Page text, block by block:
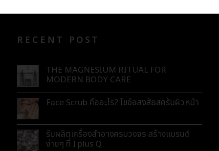
RECENT POST
THE MAGNESIUM RITUAL FOR
MODERN BODY CARE
Face Scrub คืออะไร? ไขข้อสงสัยสครับผิวหน้า
รับผลิตเครื่องสำอางครบวงจร สร้างแบรนด์
ง่ายๆ ที่ I plus Q